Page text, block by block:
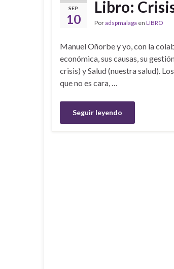
SEP
10
Libro:
Poradspmalaga en LIBRO
Manuel Oñorbe y yo, con la
económica, sus causas, su
crisis) y Salud (nuestra salud).
que no es cara, …
Seguir leyendo